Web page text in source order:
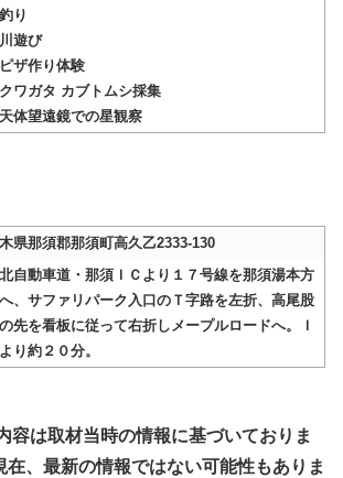
り
川遊び
ピザ作り体験
クワガタ カブトムシ採集
天体望遠鏡での星観察
県那須郡那須町高久乙2333-130
自動車道・那須ＩＣより１７号線を那須湯本方
、サファリパーク入口のＴ字路を左折、高尾股
先を看板に従って右折しメープルロードへ。Ｉ
り約２０分。
容は取材当時の情報に基づいておりま
在、最新の情報ではない可能性もありま